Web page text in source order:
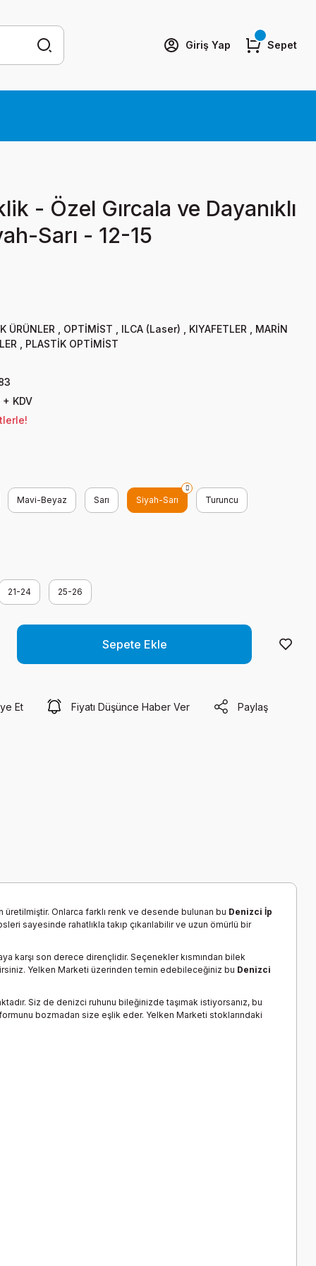
Giriş Yap Sepet
- Özel Gırcala ve Dayanıklı
Sarı - 12-15
ÜRÜNLER OPTİMİST ILCA (Laser) KIYAFETLER
MARİN
PLASTİK OPTİMİST
+ KDV
Mavi-Beyaz Sarı Siyah-Sarı Turuncu
21-24 25-26
Sepete Ekle
Et Fiyatı Düşünce Haber Ver Paylaş
Onlarca farklı renk ve desende bulunan bu Denizci İp
sayesinde rahatlıkla takıp çıkarılabilir ve uzun ömürlü bir
karşı son derece dirençlidir. Seçenekler kısmından bilek
Yelken Marketi üzerinden temin edebileceğiniz bu Denizci
Siz de denizci ruhunu bileğinizde taşımak istiyorsanız, bu
bozmadan size eşlik eder. Yelken Marketi stoklarındaki